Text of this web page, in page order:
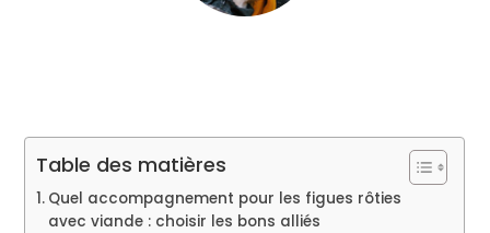
Table des matières
Quel accompagnement pour les figues rôties
avec viande : choisir les bons alliés